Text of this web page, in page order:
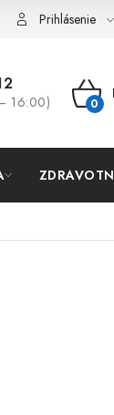
Prihlásenie
16:00)